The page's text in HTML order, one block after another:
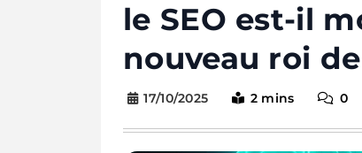
le SEO est-il
nouveau roi
17/10/2025 2 mins 0